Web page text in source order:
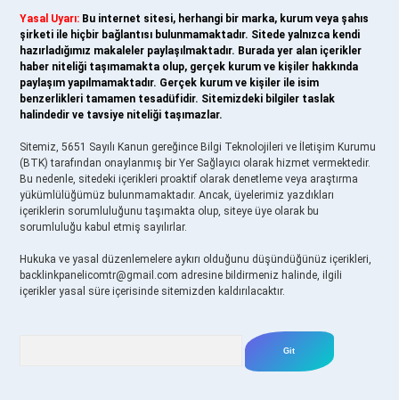
Yasal Uyarı: Bu internet sitesi, herhangi bir marka, kurum veya şahıs
şirketi ile hiçbir bağlantısı bulunmamaktadır. Sitede yalnızca kendi
hazırladığımız makaleler paylaşılmaktadır. Burada yer alan içerikler
haber niteliği taşımamakta olup, gerçek kurum ve kişiler hakkında
paylaşım yapılmamaktadır. Gerçek kurum ve kişiler ile isim
benzerlikleri tamamen tesadüfidir. Sitemizdeki bilgiler taslak
halindedir ve tavsiye niteliği taşımazlar.
Sitemiz, 5651 Sayılı Kanun gereğince Bilgi Teknolojileri ve İletişim Kurumu
(BTK) tarafından onaylanmış bir Yer Sağlayıcı olarak hizmet vermektedir.
Bu nedenle, sitedeki içerikleri proaktif olarak denetleme veya araştırma
yükümlülüğümüz bulunmamaktadır. Ancak, üyelerimiz yazdıkları
içeriklerin sorumluluğunu taşımakta olup, siteye üye olarak bu
sorumluluğu kabul etmiş sayılırlar.
Hukuka ve yasal düzenlemelere aykırı olduğunu düşündüğünüz içerikleri,
backlinkpanelicomtr@gmail.com adresine bildirmeniz halinde, ilgili
içerikler yasal süre içerisinde sitemizden kaldırılacaktır.